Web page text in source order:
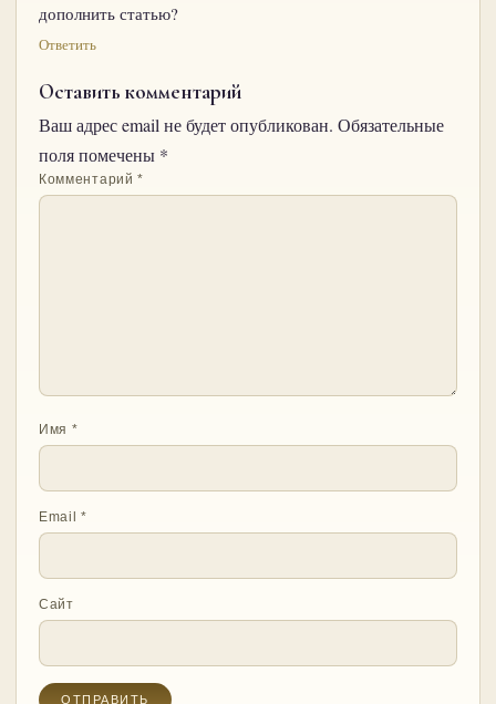
дополнить статью?
Ответить
Оставить комментарий
Ваш адрес email не будет опубликован. Обязательные
поля помечены *
Комментарий*
Имя *
Email*
Сайт